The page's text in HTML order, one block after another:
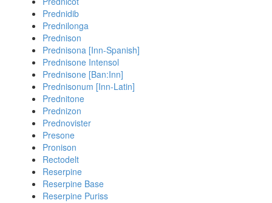
Prednidib
Prednilonga
Prednison
Prednisona [Inn-Spanish]
Prednisone Intensol
Prednisone [Ban:Inn]
Prednisonum [Inn-Latin]
Prednitone
Prednizon
Prednovister
Presone
Pronison
Rectodelt
Reserpine
Reserpine Base
Reserpine Puriss